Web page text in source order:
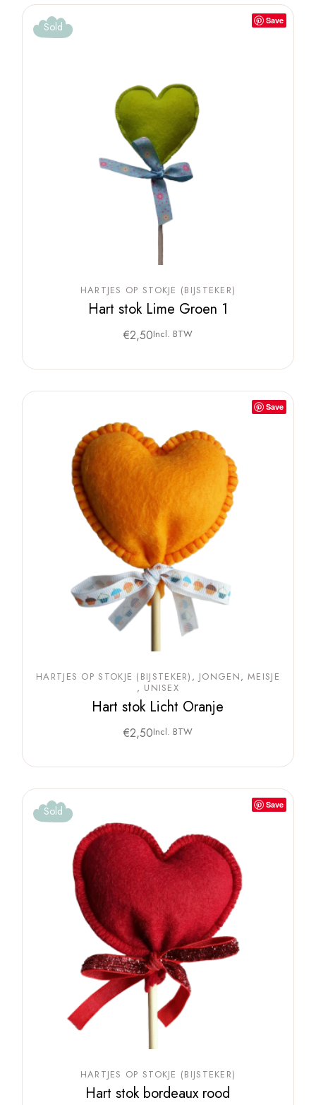
Save
Sold
HARTJES OP STOKJE (BIJSTEKER)
Hart stok Lime Groen 1
€2,50Incl. BTW
Save
HARTJES OP STOKJE (BIJSTEKER) JONGEN
MEISJE
UNISEX
Hart stok Licht Oranje
€2,50Incl. BTW
Save
Sold
HARTJES OP STOKJE (BIJSTEKER)
Hart stok bordeaux rood